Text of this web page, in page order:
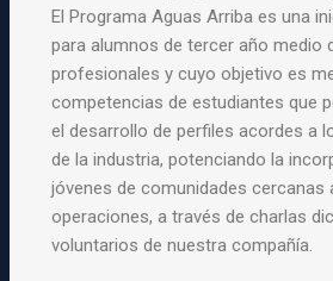
El Programa Aguas Arriba es una
para alumnos de tercer año medio
profesionales y cuyo objetivo es
competencias de estudiantes que
el desarrollo de perfiles acordes a
de la industria, potenciando la
jóvenes de comunidades cercanas
operaciones, a través de charlas
voluntarios de nuestra compañía.